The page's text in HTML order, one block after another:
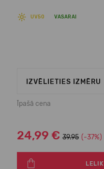
UV50 VASARAI
IZVĒLIETIES IZMĒRU
Īpašā cena
24,99 € 39.95 (-37%)